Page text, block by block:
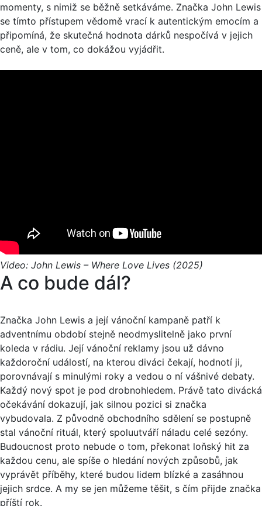
momenty, s nimiž se běžně setkáváme. Značka John Lewis
se tímto přístupem vědomě vrací k autentickým emocím a
připomíná, že skutečná hodnota dárků nespočívá v jejich
ceně, ale v tom, co dokážou vyjádřit.
Video: John Lewis – Where Love Lives (2025)
A co bude dál?
Značka John Lewis a její vánoční kampaně patří k
adventnímu období stejně neodmyslitelně jako první
koleda v rádiu. Její vánoční reklamy jsou už dávno
každoroční událostí, na kterou diváci čekají, hodnotí ji,
porovnávají s minulými roky a vedou o ní vášnivé debaty.
Každý nový spot je pod drobnohledem. Právě tato divácká
očekávání dokazují, jak silnou pozici si značka
vybudovala. Z původně obchodního sdělení se postupně
stal vánoční rituál, který spoluutváří náladu celé sezóny.
Budoucnost proto nebude o tom, překonat loňský hit za
každou cenu, ale spíše o hledání nových způsobů, jak
vyprávět příběhy, které budou lidem blízké a zasáhnou
jejich srdce. A my se jen můžeme těšit, s čím přijde značka
příští rok.